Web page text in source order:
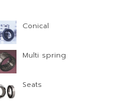
Conical
Multi spring
Seats